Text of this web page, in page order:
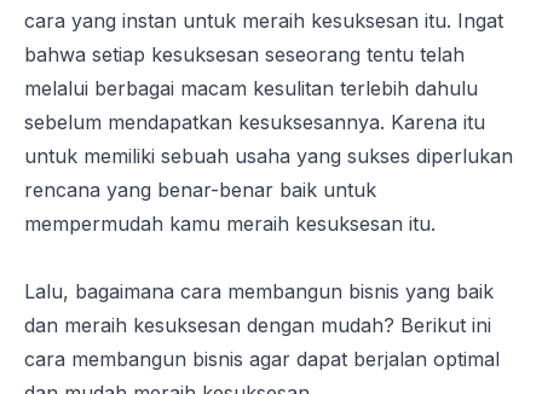
cara yang instan untuk meraih kesuksesan itu. Ingat
bahwa setiap kesuksesan seseorang tentu telah
melalui berbagai macam kesulitan terlebih dahulu
sebelum mendapatkan kesuksesannya. Karena itu
untuk memiliki sebuah usaha yang sukses diperlukan
rencana yang benar-benar baik untuk
mempermudah kamu meraih kesuksesan itu.
Lalu, bagaimana cara membangun bisnis yang baik
dan meraih kesuksesan dengan mudah? Berikut ini
cara membangun bisnis agar dapat berjalan optimal